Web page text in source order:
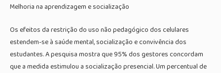
Melhoria na aprendizagem e socialização
Os efeitos da restrição do uso não pedagógico dos celulares
estendem-se à saúde mental, socialização e convivência dos
estudantes. A pesquisa mostra que 95% dos gestores concordam
que a medida estimulou a socialização presencial. Um percentual de